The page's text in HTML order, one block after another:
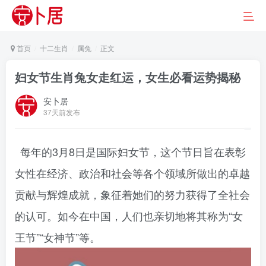
首页 十二生肖 属兔 正文
妇女节生肖兔女走红运，女生必看运势揭秘
安卜居
37天前发布
每年的3月8日是国际妇女节，这个节日旨在表彰
女性在经济、政治和社会等各个领域所做出的卓越
贡献与辉煌成就，象征着她们的努力获得了全社会
的认可。如今在中国，人们也亲切地将其称为“女
王节”“女神节”等。